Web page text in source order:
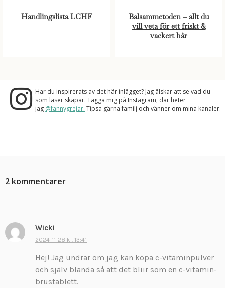
Handlingslista LCHF
Balsammetoden – allt du
vill veta för ett friskt &
vackert hår
Har du inspirerats av det här inlägget? Jag älskar att se vad du
som läser skapar. Tagga mig på Instagram, där heter
jag @fannygrejar. Tipsa gärna familj och vänner om mina kanaler.
2 kommentarer
Wicki
k
i
v
e
2024-11-28 kl. 13:41
Hej! Jag undrar om jag kan köpa c-vitaminpulver
och själv blanda så att det bliir som en c-vitamin-
brustablett.